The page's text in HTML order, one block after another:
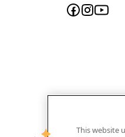
This website